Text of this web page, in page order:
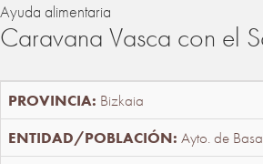
Ayuda alimentaria
Caravana Vasca con el
Bizkaia
Ayto. de